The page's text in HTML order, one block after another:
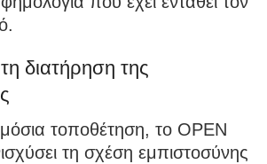
διατήρηση της
τοποθέτηση, το OPEN
τη σχέση εμπιστοσύνης